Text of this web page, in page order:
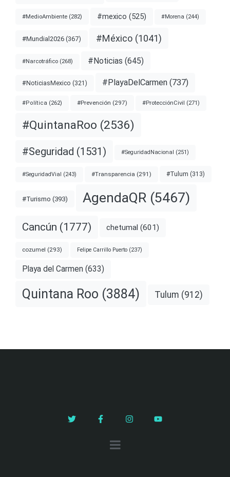
#MedioAmbiente (282) #mexico (525) #Morena (244)
#Mundial2026 (367) #México (1041)
#Narcotráfico (268) #Noticias (645)
#NoticiasMexico (321) #PlayaDelCarmen (737)
#Política (262) #Prevención (297) #ProtecciónCivil (271)
#QuintanaRoo (2536)
#Seguridad (1531) #SeguridadNacional (251)
#SeguridadVial (243) #Transparencia (291) #Tulum (313)
#Turismo (393) AgendaQR (5467)
Cancún (1777) chetumal (601)
cozumel (293) Felipe Carrillo Puerto (237)
Playa del Carmen (633)
Quintana Roo (3884) Tulum (912)